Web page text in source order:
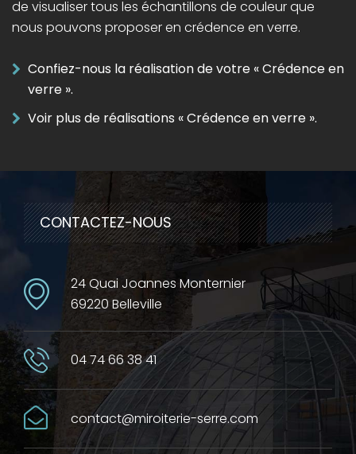
de visualiser tous les échantillons de couleur que
nous pouvons proposer en crédence en verre.
Confiez-nous la réalisation de votre « Crédence en
verre ».
Voir plus de réalisations « Crédence en verre ».
CONTACTEZ-NOUS
24 Quai Joannes Monternier
69220 Belleville
04 74 66 38 41
contact@miroiterie-serre.com